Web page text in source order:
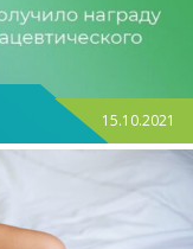
15.10.2021